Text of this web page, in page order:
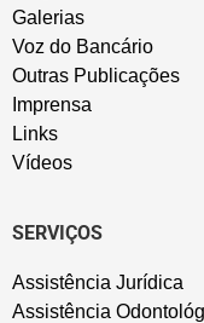
Galerias
Voz do Bancário
Outras Publicações
Imprensa
Links
Vídeos
SERVIÇOS
Assistência Jurídica
Assistência